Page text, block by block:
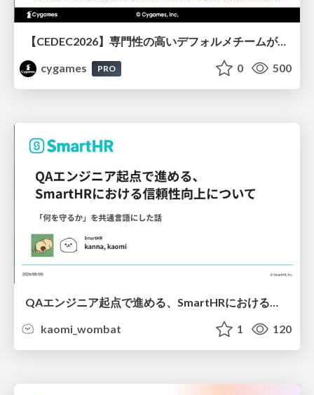
【CEDEC2026】専門性の高いデフォルメチームが挑んだ人材育成戦略 〜Cygames Academiaの企画から実施まで〜
cygames
PRO 0 500
QAエンジニア起点で進める、SmartHRにおける信頼性向上について
kaomi_wombat
1 120